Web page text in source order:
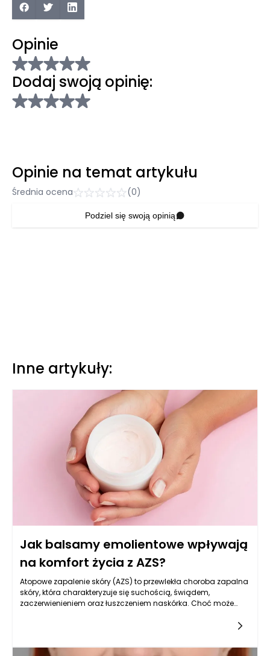
Opinie
Dodaj swoją opinię:
Opinie na temat artykułu
Średnia ocena (0)
Podziel się swoją opinią
Inne artykuły:
Jak balsamy emolientowe wpływają
na komfort życia z AZS?
Atopowe zapalenie skóry (AZS) to przewlekła choroba zapalna
skóry, która charakteryzuje się suchością, świądem,
zaczerwienieniem oraz łuszczeniem naskórka. Choć może
kondycję psychiczną. Skóra dotknięta AZS jest wyjątkowo